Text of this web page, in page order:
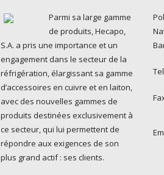
Parmi sa large gamme
de produits, Hecapo,
S.A. a pris une importance et un
engagement dans le secteur de la
réfrigération, élargissant sa gamme
d’accessoires en cuivre et en laiton,
avec des nouvelles gammes de
produits destinées exclusivement à
ce secteur, qui lui permettent de
répondre aux exigences de son
plus grand actif : ses clients.